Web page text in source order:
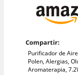
Compartir:
Purificador de
Polen, Alergias,
Aromaterapia,